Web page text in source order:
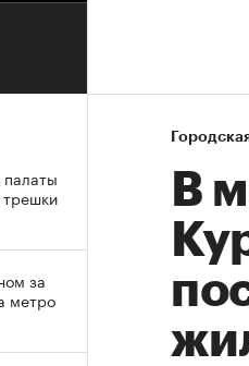
В
трешки
за
метро